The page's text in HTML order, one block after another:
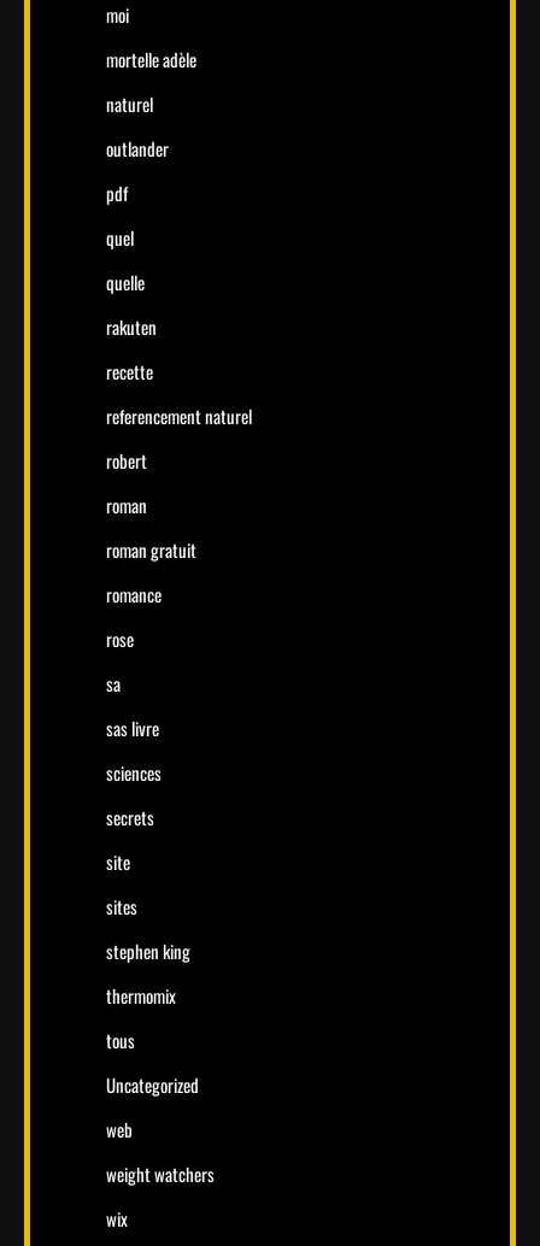
moi
mortelle adèle
naturel
outlander
pdf
quel
quelle
rakuten
recette
referencement naturel
robert
roman
roman gratuit
romance
rose
sa
sas livre
sciences
secrets
site
sites
stephen king
thermomix
tous
Uncategorized
web
weight watchers
wix